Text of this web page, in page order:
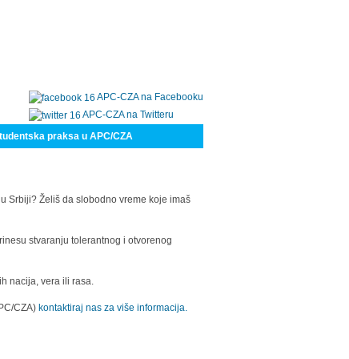
APC-CZA na Facebooku
APC-CZA na Twitteru
praksa u APC/CZA
Srbiji? Želiš da slobodno vreme koje imaš
stvaranju tolerantnog i otvorenog
nacija, vera ili rasa.
CZA) kontaktiraj nas za više informacija.